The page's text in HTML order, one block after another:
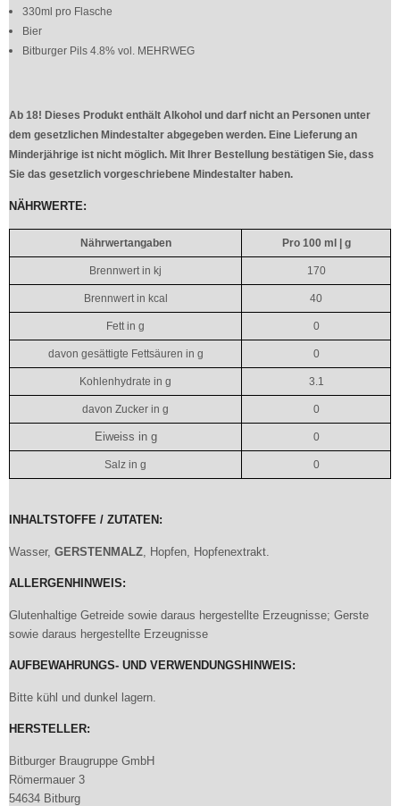
330ml pro Flasche
Bier
Bitburger Pils 4.8% vol. MEHRWEG
Ab 18! Dieses Produkt enthält Alkohol und darf nicht an Personen unter
dem gesetzlichen Mindestalter abgegeben werden. Eine Lieferung an
Minderjährige ist nicht möglich. Mit Ihrer Bestellung bestätigen Sie, dass
Sie das gesetzlich vorgeschriebene Mindestalter haben.
NÄHRWERTE:
Nährwertangaben Pro 100 ml | g
Brennwert in kj 170
Brennwert in kcal 40
Fett in g 0
davon gesättigte Fettsäuren in g 0
Kohlenhydrate in g 3.1
davon Zucker in g 0
Eiweiss in g 0
Salz in g 0
INHALTSTOFFE / ZUTATEN:
Wasser, GERSTENMALZ, Hopfen, Hopfenextrakt.
ALLERGENHINWEIS:
Glutenhaltige Getreide sowie daraus hergestellte Erzeugnisse; Gerste
sowie daraus hergestellte Erzeugnisse
AUFBEWAHRUNGS- UND VERWENDUNGSHINWEIS:
Bitte kühl und dunkel lagern.
HERSTELLER:
Bitburger Braugruppe GmbH
Römermauer 3
54634 Bitburg